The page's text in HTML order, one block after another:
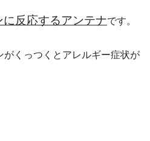
に反応するアンテナです。
がくっつくとアレルギー症状が